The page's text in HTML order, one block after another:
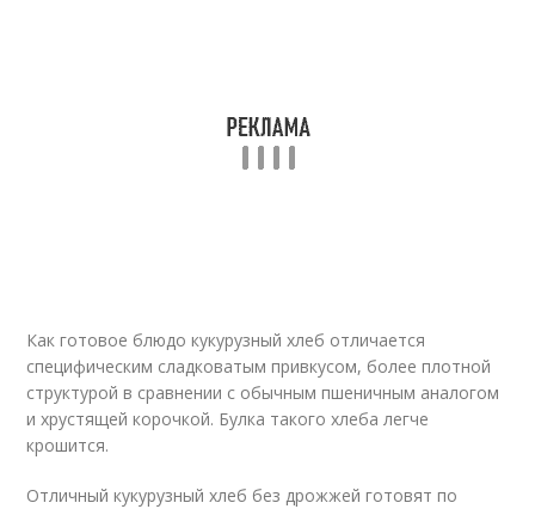
Как готовое блюдо кукурузный хлеб отличается
специфическим сладковатым привкусом, более плотной
структурой в сравнении с обычным пшеничным аналогом
и хрустящей корочкой. Булка такого хлеба легче
крошится.
Отличный кукурузный хлеб без дрожжей готовят по